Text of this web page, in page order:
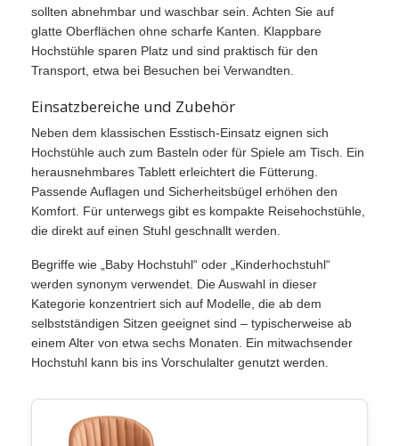
sollten abnehmbar und waschbar sein. Achten Sie auf
glatte Oberflächen ohne scharfe Kanten. Klappbare
Hochstühle sparen Platz und sind praktisch für den
Transport, etwa bei Besuchen bei Verwandten.
Einsatzbereiche und Zubehör
Neben dem klassischen Esstisch-Einsatz eignen sich
Hochstühle auch zum Basteln oder für Spiele am Tisch. Ein
herausnehmbares Tablett erleichtert die Fütterung.
Passende Auflagen und Sicherheitsbügel erhöhen den
Komfort. Für unterwegs gibt es kompakte Reisehochstühle,
die direkt auf einen Stuhl geschnallt werden.
Begriffe wie „Baby Hochstuhl“ oder „Kinderhochstuhl“
werden synonym verwendet. Die Auswahl in dieser
Kategorie konzentriert sich auf Modelle, die ab dem
selbstständigen Sitzen geeignet sind – typischerweise ab
einem Alter von etwa sechs Monaten. Ein mitwachsender
Hochstuhl kann bis ins Vorschulalter genutzt werden.